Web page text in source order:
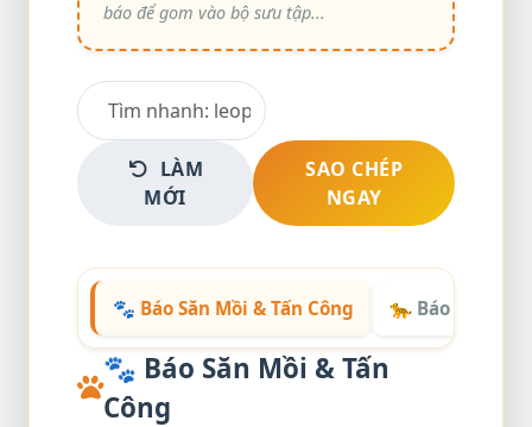
LÀM
MỚI
SAO CHÉP
NGAY
🐾 Báo Săn Mồi & Tấn Công 🐆 Báo Đốm
🐾 Báo Săn Mồi & Tấn
Công